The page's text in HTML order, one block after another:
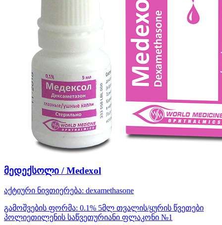
მედექსოლი / Medexol
აქტიური ნივთიერება: dexamethasone
გამოშვების ფორმა: 0.1% 5მლ თვალის/ყურის წვეთები
პოლიეთილენის საწვეთურიანი ფლაკონი №1